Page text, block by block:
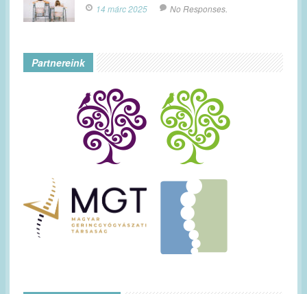
14 márc 2025 No Responses.
Partnereink